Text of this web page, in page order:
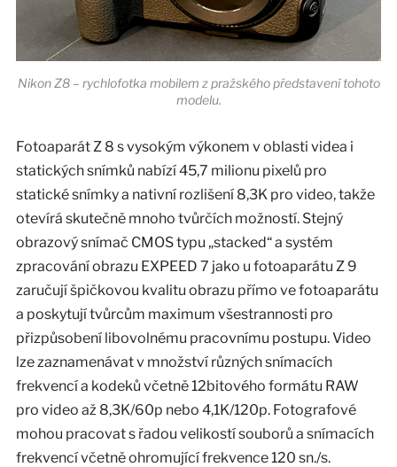
Nikon Z8 – rychlofotka mobilem z pražského představení tohoto
modelu.
Fotoaparát Z 8 s vysokým výkonem v oblasti videa i
statických snímků nabízí 45,7 milionu pixelů pro
statické snímky a nativní rozlišení 8,3K pro video, takže
otevírá skutečně mnoho tvůrčích možností. Stejný
obrazový snímač CMOS typu „stacked“ a systém
zpracování obrazu EXPEED 7 jako u fotoaparátu Z 9
zaručují špičkovou kvalitu obrazu přímo ve fotoaparátu
a poskytují tvůrcům maximum všestrannosti pro
přizpůsobení libovolnému pracovnímu postupu. Video
lze zaznamenávat v množství různých snímacích
frekvencí a kodeků včetně 12bitového formátu RAW
pro video až 8,3K/60p nebo 4,1K/120p. Fotografové
mohou pracovat s řadou velikostí souborů a snímacích
frekvencí včetně ohromující frekvence 120 sn./s.